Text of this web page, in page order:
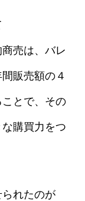
売は、バレ
販売額の４
とで、その
購買力をつ
れたのが